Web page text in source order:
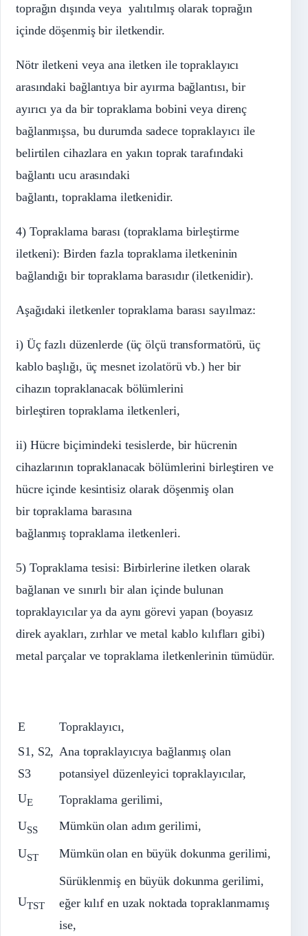
toprağın dışında veya yalıtılmış olarak toprağın
içinde döşenmiş bir iletkendir.
Nötr iletkeni veya ana iletken ile topraklayıcı
arasındaki bağlantıya bir ayırma bağlantısı, bir
ayırıcı ya da bir topraklama bobini veya direnç
bağlanmışsa, bu durumda sadece topraklayıcı ile
belirtilen cihazlara en yakın toprak tarafındaki
bağlantı ucu arasındaki
bağlantı, topraklama iletkenidir.
4) Topraklama barası (topraklama birleştirme
iletkeni): Birden fazla topraklama iletkeninin
bağlandığı bir topraklama barasıdır (iletkenidir).
Aşağıdaki iletkenler topraklama barası sayılmaz:
i) Üç fazlı düzenlerde (üç ölçü transformatörü, üç
kablo başlığı, üç mesnet izolatörü vb.) her bir
cihazın topraklanacak bölümlerini
birleştiren topraklama iletkenleri,
ii) Hücre biçimindeki tesislerde, bir hücrenin
cihazlarının topraklanacak bölümlerini birleştiren ve
hücre içinde kesintisiz olarak döşenmiş olan
bir topraklama barasına
bağlanmış topraklama iletkenleri.
5) Topraklama tesisi: Birbirlerine iletken olarak
bağlanan ve sınırlı bir alan içinde bulunan
topraklayıcılar ya da aynı görevi yapan (boyasız
direk ayakları, zırhlar ve metal kablo kılıfları gibi)
metal parçalar ve topraklama iletkenlerinin tümüdür.
E
Topraklayıcı,
S1, S2,
S3
Ana topraklayıcıya bağlanmış olan
potansiyel düzenleyici topraklayıcılar,
UE
Topraklama gerilimi,
USS Mümkün olan adım gerilimi,
UST Mümkün olan en büyük dokunma gerilimi,
UTST
Sürüklenmiş en büyük dokunma gerilimi,
eğer kılıf en uzak noktada topraklanmamış
ise,